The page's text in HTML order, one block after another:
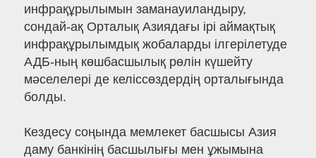
инфрақұрылымын заманауиландыру,
сондай-ақ Орталық Азиядағы ірі аймақтық
инфрақұрылымдық жобаларды ілгерілетуде
АДБ-ның көшбасшылық рөлін күшейту
мәселелері де келіссөздердің орталығында
болды.
Кездесу соңында мемлекет басшысы Азия
даму банкінің басшылығы мен ұжымына